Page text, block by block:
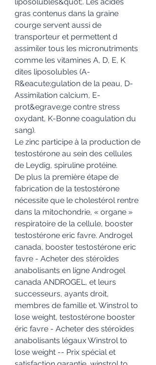
gras contenus dans la graine
courge servent aussi de
transporteur et permettent d
assimiler tous les micronutriments
comme les vitamines A, D, E, K
dites liposolubles (A-
R&eacute;gulation de la peau, D-
Assimilation calcium, E-
prot&egrave;ge contre stress
oxydant, K-Bonne coagulation du
sang).
Le zinc participe à la production de
testostérone au sein des cellules
de Leydig, spiruline protéine.
De plus la première étape de
fabrication de la testostérone
nécessite que le cholestérol rentre
dans la mitochondrie, « organe »
respiratoire de la cellule, booster
testostérone eric favre. Androgel
canada, booster testostérone eric
favre - Acheter des stéroïdes
anabolisants en ligne Androgel
canada ANDROGEL, et leurs
successeurs, ayants droit,
membres de famille et. Winstrol to
lose weight, testostérone booster
éric favre - Acheter des stéroïdes
anabolisants légaux Winstrol to
lose weight -- Prix spécial et